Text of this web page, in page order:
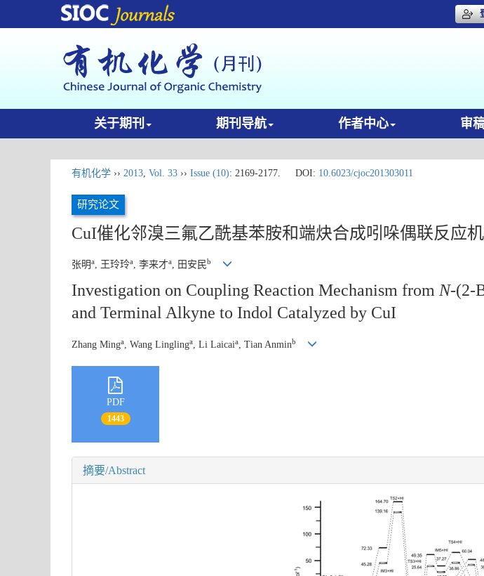
关于期刊 期刊导航 作者中心 审
有机化学 ›› 2013, Vol. 33 ›› Issue (10): 2169-2177. DOI: 10.6023/cjoc201303011
研究论文
CuI催化邻溴三氟乙酰基苯胺和端炔合成吲哚偶联反应
张明a, 王玲玲a, 李来才a, 田安民b
Investigation on Coupling Reaction Mechanism from N-(2-
and Terminal Alkyne to Indol Catalyzed by CuI
Zhang Minga , Wang Linglinga , Li Laicaia , Tian Anminb
PDF
1443
摘要/Abstract